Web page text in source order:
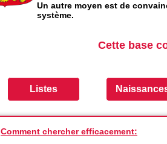
Un autre moyen est de
système.
Cette base
Comment chercher efficacement: